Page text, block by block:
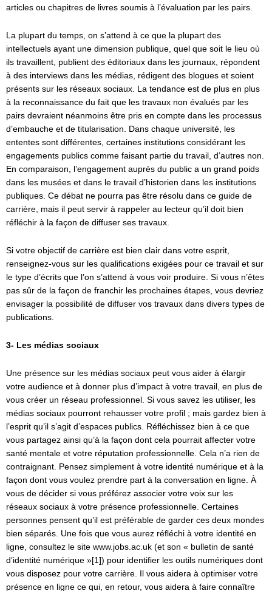
articles ou chapitres de livres soumis à l’évaluation par les pairs.
La plupart du temps, on s’attend à ce que la plupart des
intellectuels ayant une dimension publique, quel que soit le lieu où
ils travaillent, publient des éditoriaux dans les journaux, répondent
à des interviews dans les médias, rédigent des blogues et soient
présents sur les réseaux sociaux. La tendance est de plus en plus
à la reconnaissance du fait que les travaux non évalués par les
pairs devraient néanmoins être pris en compte dans les processus
d’embauche et de titularisation. Dans chaque université, les
ententes sont différentes, certaines institutions considérant les
engagements publics comme faisant partie du travail, d’autres non.
En comparaison, l’engagement auprès du public a un grand poids
dans les musées et dans le travail d’historien dans les institutions
publiques. Ce débat ne pourra pas être résolu dans ce guide de
carrière, mais il peut servir à rappeler au lecteur qu’il doit bien
réfléchir à la façon de diffuser ses travaux.
Si votre objectif de carrière est bien clair dans votre esprit,
renseignez-vous sur les qualifications exigées pour ce travail et sur
le type d’écrits que l’on s’attend à vous voir produire. Si vous n’êtes
pas sûr de la façon de franchir les prochaines étapes, vous devriez
envisager la possibilité de diffuser vos travaux dans divers types de
publications.
3- Les médias sociaux
Une présence sur les médias sociaux peut vous aider à élargir
votre audience et à donner plus d’impact à votre travail, en plus de
vous créer un réseau professionnel. Si vous savez les utiliser, les
médias sociaux pourront rehausser votre profil ; mais gardez bien à
l’esprit qu’il s’agit d’espaces publics. Réfléchissez bien à ce que
vous partagez ainsi qu’à la façon dont cela pourrait affecter votre
santé mentale et votre réputation professionnelle. Cela n’a rien de
contraignant. Pensez simplement à votre identité numérique et à la
façon dont vous voulez prendre part à la conversation en ligne. À
vous de décider si vous préférez associer votre voix sur les
réseaux sociaux à votre présence professionnelle. Certaines
personnes pensent qu’il est préférable de garder ces deux mondes
bien séparés. Une fois que vous aurez réfléchi à votre identité en
ligne, consultez le site www.jobs.ac.uk (et son « bulletin de santé
d’identité numérique »[1]) pour identifier les outils numériques dont
vous disposez pour votre carrière. Il vous aidera à optimiser votre
présence en ligne ce qui, en retour, vous aidera à faire connaître